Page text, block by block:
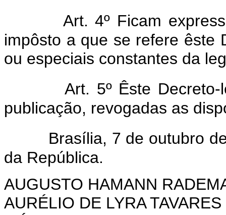
Art. 4º Ficam
impôsto a que se refere êste
ou especiais constantes da
Art. 5º Êste
publicação, revogadas as
Brasília, 7 de outubro
da República.
AUGUSTO HAMANN
AURÉLIO DE LYRA TAVARES